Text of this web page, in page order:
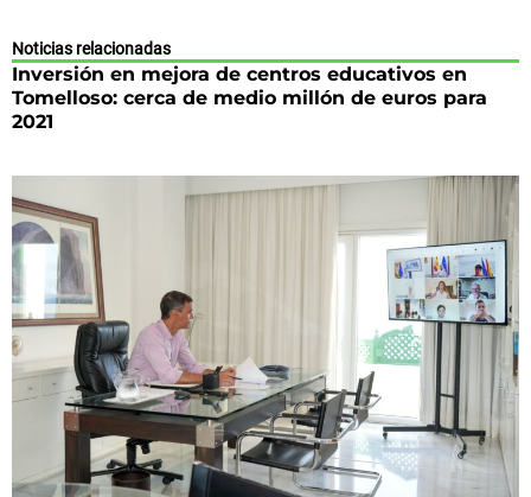
Noticias relacionadas
Inversión en mejora de centros educativos en
Tomelloso: cerca de medio millón de euros para
2021